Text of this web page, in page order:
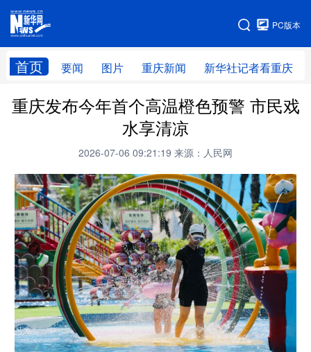
PC版本
首页 要闻 图片 重庆新闻 新华社记者看重庆
网站地图
重庆发布今年首个高温橙色预警 市民戏
水享清凉
2026-07-06 09:21:19 来源：人民网